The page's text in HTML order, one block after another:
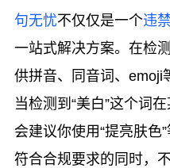
句无忧不仅仅是一个违
一站式解决方案。在检
供拼音、同音词、emoji
当检测到“美白”这个词
会建议你使用“提亮肤色
符合合规要求的同时，